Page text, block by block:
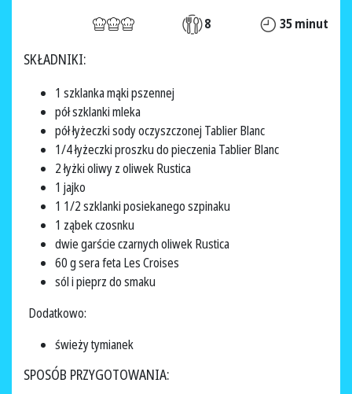
8 35 minut
SKŁADNIKI:
1 szklanka mąki pszennej
pół szklanki mleka
pół łyżeczki sody oczyszczonej Tablier Blanc
1/4 łyżeczki proszku do pieczenia Tablier Blanc
2 łyżki oliwy z oliwek Rustica
1 jajko
1 1/2 szklanki posiekanego szpinaku
1 ząbek czosnku
dwie garście czarnych oliwek Rustica
60 g sera feta Les Croises
sól i pieprz do smaku
Dodatkowo:
świeży tymianek
SPOSÓB PRZYGOTOWANIA: